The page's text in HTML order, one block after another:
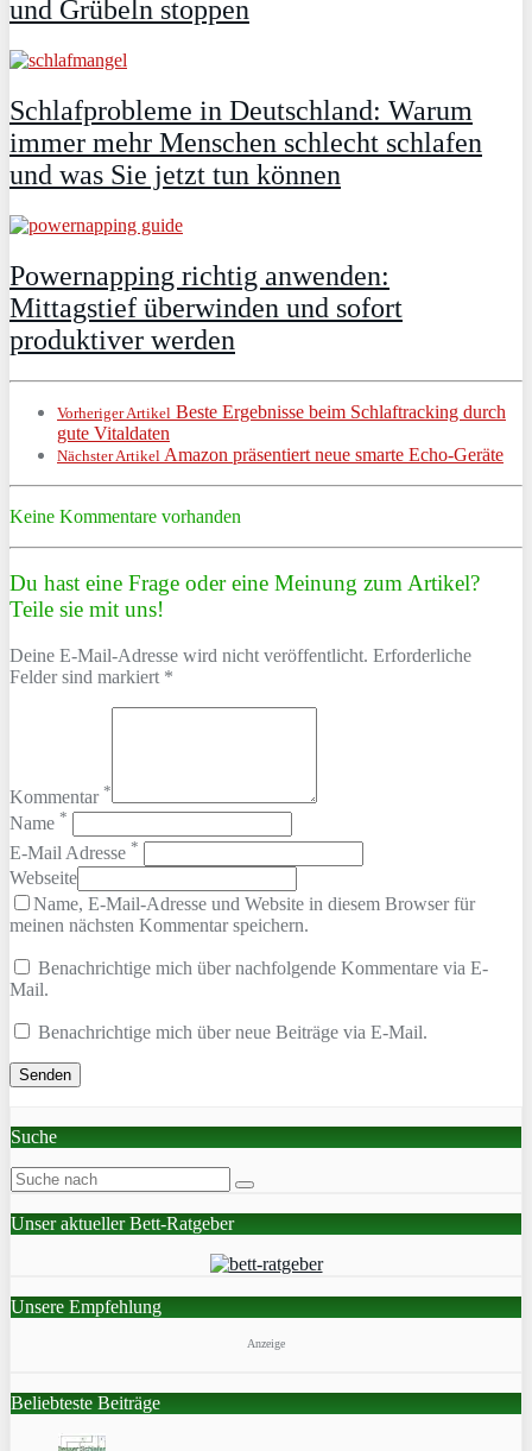
und Grübeln stoppen
Schlafprobleme in Deutschland: Warum
immer mehr Menschen schlecht schlafen
und was Sie jetzt tun können
Powernapping richtig anwenden:
Mittagstief überwinden und sofort
produktiver werden
Vorheriger Artikel Beste Ergebnisse beim Schlaftracking durch
gute Vitaldaten
Nächster Artikel Amazon präsentiert neue smarte Echo-Geräte
Keine Kommentare vorhanden
Du hast eine Frage oder eine Meinung zum Artikel?
Teile sie mit uns!
Deine E-Mail-Adresse wird nicht veröffentlicht. Erforderliche
Felder sind markiert *
Kommentar *
Name *
E-Mail Adresse *
Webseite
Name, E-Mail-Adresse und Website in diesem Browser für
meinen nächsten Kommentar speichern.
Benachrichtige mich über nachfolgende Kommentare via E-
Mail.
Benachrichtige mich über neue Beiträge via E-Mail.
Suche
Unser aktueller Bett-Ratgeber
Unsere Empfehlung
Anzeige
Beliebteste Beiträge